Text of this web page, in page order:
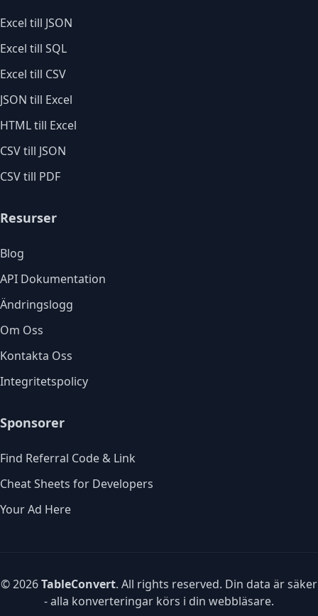
Excel till JSON
Excel till SQL
Excel till CSV
JSON till Excel
HTML till Excel
CSV till JSON
CSV till PDF
Resurser
Blog
API Dokumentation
Ändringslogg
Om Oss
Kontakta Oss
Integritetspolicy
Sponsorer
Find Referral Code & Link
Cheat Sheets for Developers
Your Ad Here
© 2026TableConvert. All rights reserved. Din data är säker
- alla konverteringar körs i din webbläsare.